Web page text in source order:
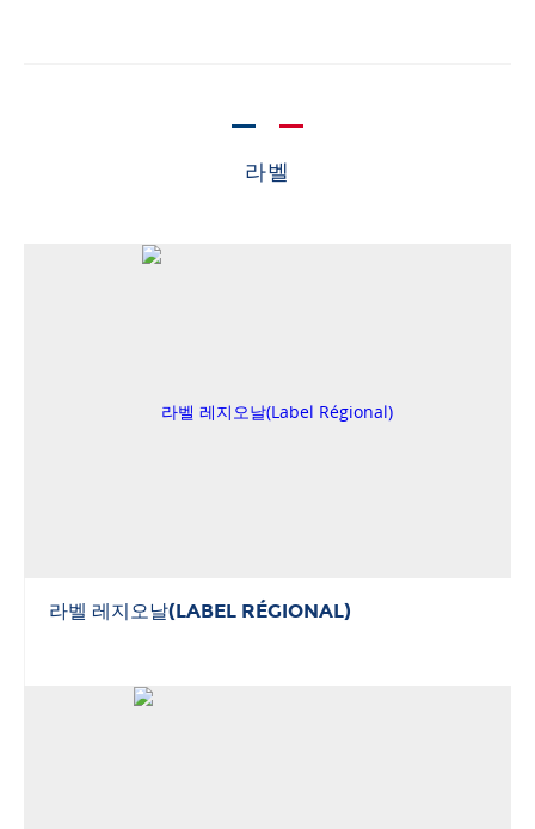
라벨
라벨 레지오날(LABEL RÉGIONAL)